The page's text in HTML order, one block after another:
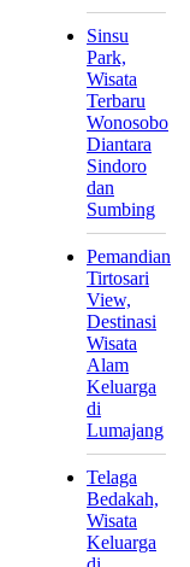
Sinsu
Park,
Wisata
Terbaru
Wonosobo
Diantara
Sindoro
dan
Sumbing
Pemandian
Tirtosari
View,
Destinasi
Wisata
Alam
Keluarga
di
Lumajang
Telaga
Bedakah,
Wisata
Keluarga